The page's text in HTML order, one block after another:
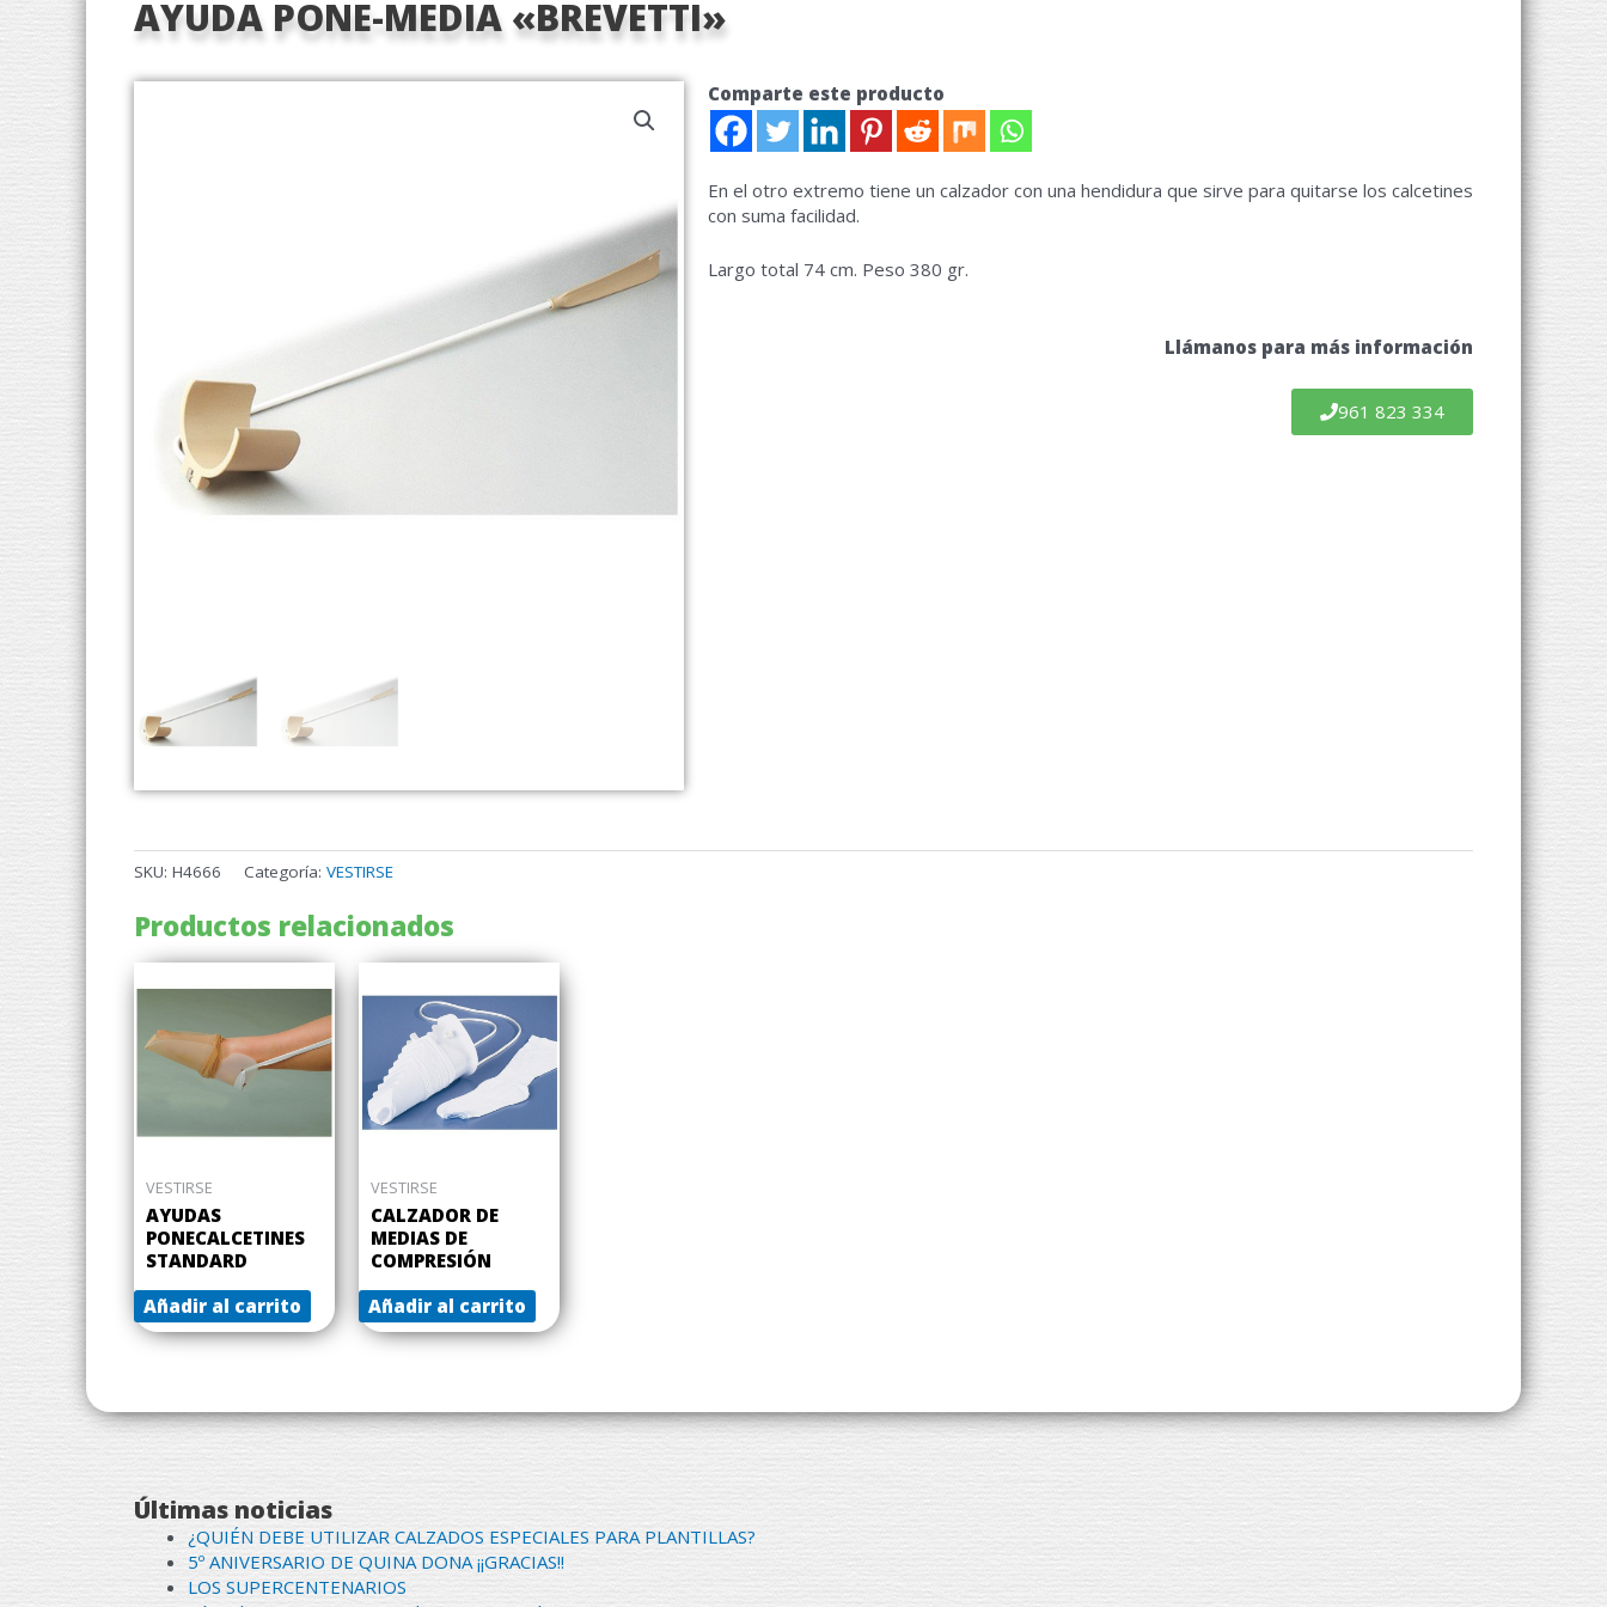
AYUDA PONE-MEDIA «BREVETTI»
Comparte este producto
En el otro extremo tiene un calzador con una hendidura que sirve para quitarse los calcetines
con suma facilidad.
Largo total 74 cm. Peso 380 gr.
Llámanos para más información
961 823 334
SKU: H4666 Categoría: VESTIRSE
Productos relacionados
VESTIRSE
AYUDAS
PONECALCETINES
STANDARD
Añadir al carrito
VESTIRSE
CALZADOR DE
MEDIAS DE
COMPRESIÓN
Añadir al carrito
Últimas noticias
¿QUIÉN DEBE UTILIZAR CALZADOS ESPECIALES PARA PLANTILLAS?
5º ANIVERSARIO DE QUINA DONA ¡¡GRACIAS!!
LOS SUPERCENTENARIOS